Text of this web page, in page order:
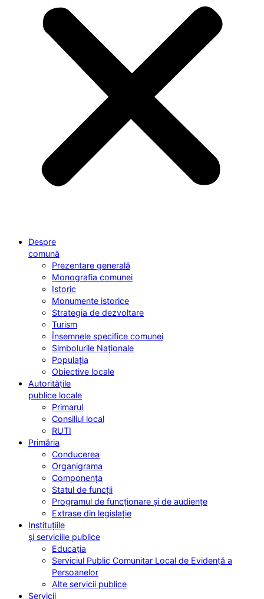
Despre
comună
Prezentare generală
Monografia comunei
Istoric
Monumente istorice
Strategia de dezvoltare
Turism
Însemnele specifice comunei
Simbolurile Naționale
Populația
Obiective locale
Autoritățile
publice locale
Primarul
Consiliul local
RUTI
Primăria
Conducerea
Organigrama
Componența
Statul de funcții
Programul de funcționare și de audiențe
Extrase din legislație
Instituțiile
și serviciile publice
Educația
Serviciul Public Comunitar Local de Evidență a
Persoanelor
Alte servicii publice
Servicii